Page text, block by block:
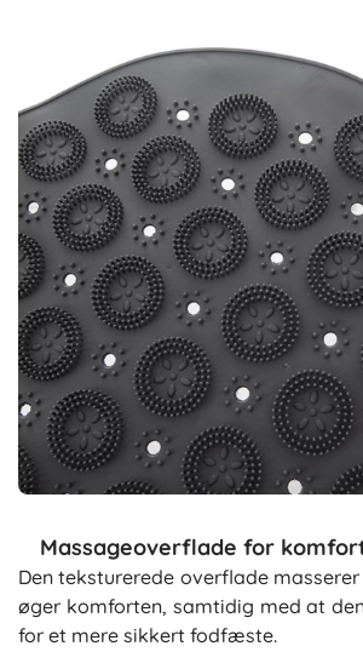
Massageoverflade for
Den teksturerede overflade
øger komforten, samtidig med at
for et mere sikkert fodfæste.